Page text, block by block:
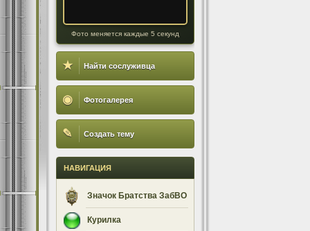
Фото меняется каждые 5 секунд
★ Найти сослуживца
◉ Фотогалерея
✎ Создать тему
НАВИГАЦИЯ
Значок Братства ЗабВО
Курилка